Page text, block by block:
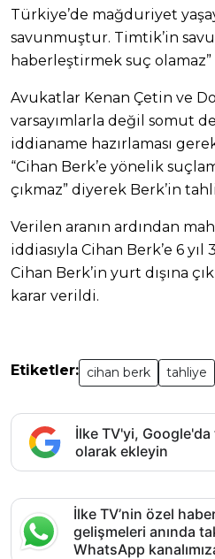
Türkiye’de mağduriyet
savunmuştur. Timtik’in
haberleştirmek suç olamaz”
Avukatlar Kenan Çetin ve
varsayımlarla değil somut
iddianame hazırlaması
“Cihan Berk’e yönelik
çıkmaz” diyerek Berk’in
Verilen aranın ardından
iddiasıyla Cihan Berk’e 6 yıl
Cihan Berk’in yurt dışına
karar verildi.
Etiketler: cihan berk tahliye
İlke TV'yi,
olarak ekleyin
İlke TV’nin özel
gelişmeleri anında
WhatsApp